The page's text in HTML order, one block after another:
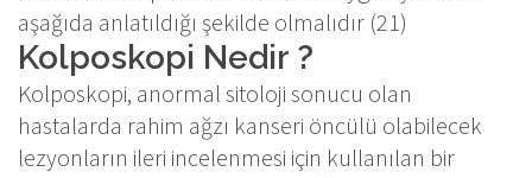
aşağıda anlatıldığı şekilde olmalıdır (21)
Kolposkopi Nedir ?
Kolposkopi, anormal sitoloji sonucu olan
hastalarda rahim ağzı kanseri öncülü olabilecek
lezyonların ileri incelenmesi için kullanılan bir